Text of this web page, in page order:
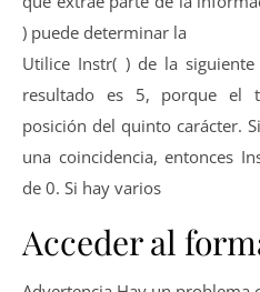
) puede determinar la
Utilice Instr( ) de la siguiente
resultado es 5, porque el
posición del quinto carácter.
una coincidencia, entonces
de 0. Si hay varios
Acceder al